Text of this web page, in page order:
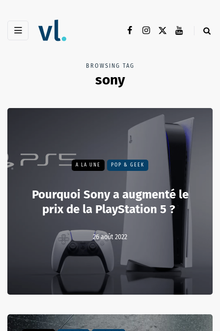
BROWSING TAG
sony
A LA UNE POP & GEEK
Pourquoi Sony a augmenté le
prix de la PlayStation 5 ?
26 août 2022